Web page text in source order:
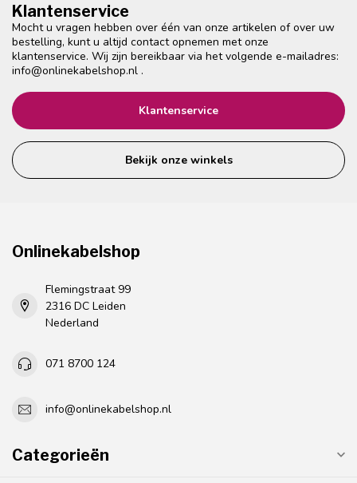
Klantenservice
Mocht u vragen hebben over één van onze artikelen of over uw
bestelling, kunt u altijd contact opnemen met onze
klantenservice. Wij zijn bereikbaar via het volgende e-mailadres:
info@onlinekabelshop.nl .
Klantenservice
Bekijk onze winkels
Onlinekabelshop
Flemingstraat 99
2316 DC Leiden
Nederland
071 8700 124
info@onlinekabelshop.nl
Categorieën